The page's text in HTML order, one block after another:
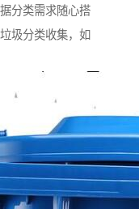
分类需求随心搭
圾分类收集，如